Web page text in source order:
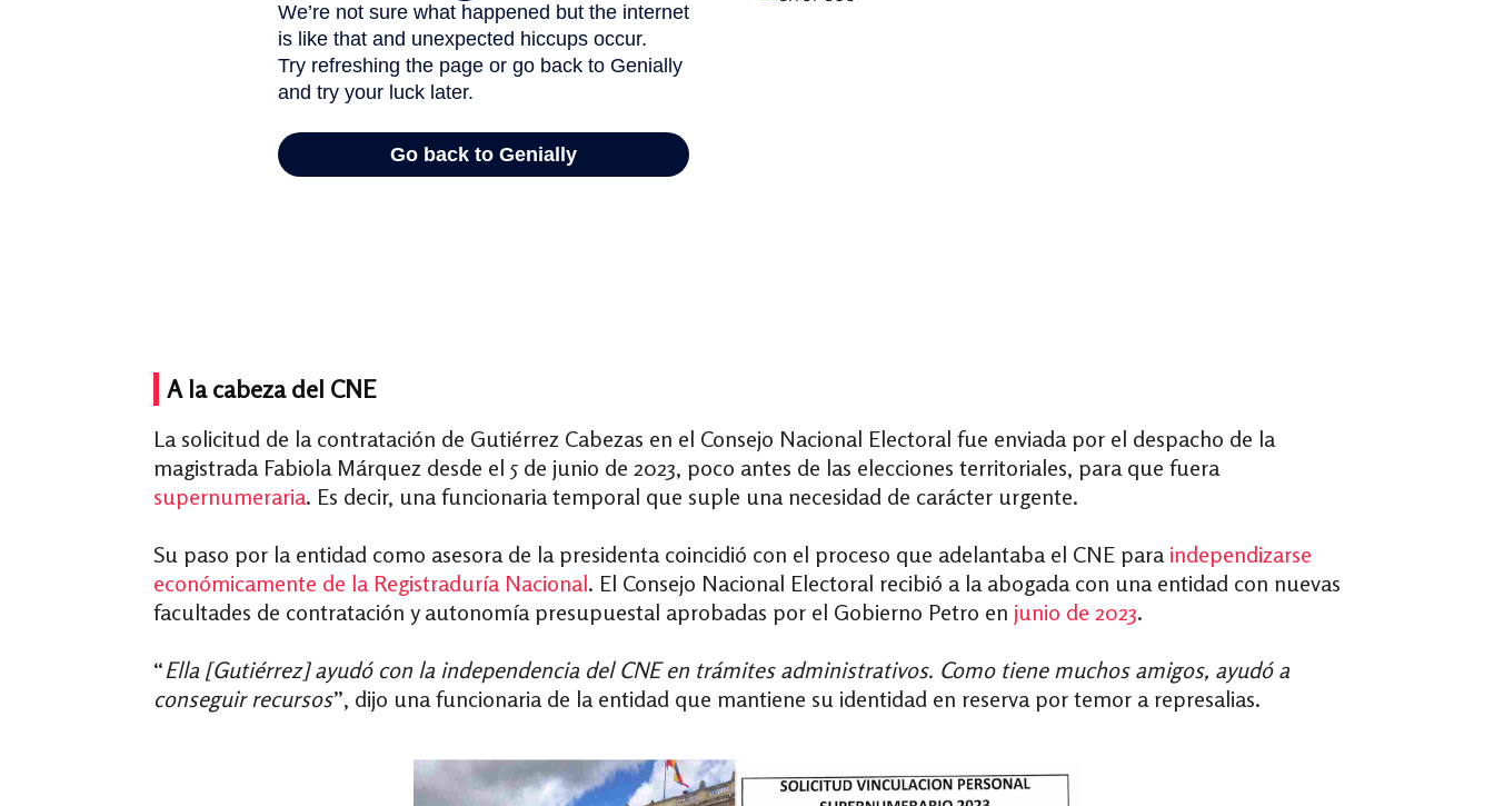
A la cabeza del CNE
La solicitud de la contratación de Gutiérrez Cabezas en el Consejo Nacional Electoral fue enviada por el despacho de la
magistrada Fabiola Márquez desde el 5 de junio de 2023, poco antes de las elecciones territoriales, para que fuera
supernumeraria. Es decir, una funcionaria temporal que suple una necesidad de carácter urgente.
Su paso por la entidad como asesora de la presidenta coincidió con el proceso que adelantaba el CNE para independizarse
económicamente de la Registraduría Nacional. El Consejo Nacional Electoral recibió a la abogada con una entidad con nuevas
facultades de contratación y autonomía presupuestal aprobadas por el Gobierno Petro en junio de 2023.
“Ella [Gutiérrez] ayudó con la independencia del CNE en trámites administrativos. Como tiene muchos amigos, ayudó a
conseguir recursos”, dijo una funcionaria de la entidad que mantiene su identidad en reserva por temor a represalias.